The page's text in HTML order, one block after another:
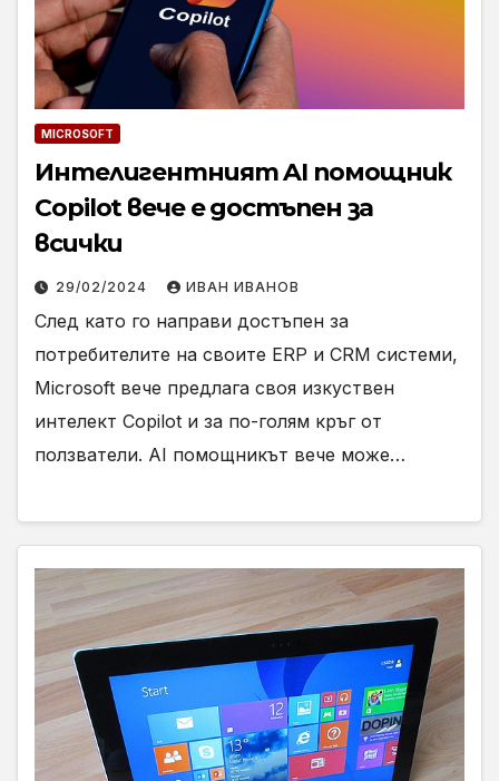
MICROSOFT
Интелигентният AI помощник
Copilot вече е достъпен за
всички
29/02/2024 ИВАН ИВАНОВ
След като го направи достъпен за
потребителите на своите ERP и CRM системи,
Microsoft вече предлага своя изкуствен
интелект Copilot и за по-голям кръг от
ползватели. AI помощникът вече може…